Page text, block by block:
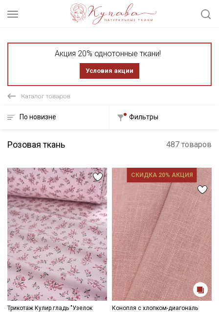
Акция 20% однотонные ткани!
Условия акции
Каталог товаров
По новизне Фильтры
Розовая ткань 487 товаров
Трикотаж Кулир.гладь "Узелок
СКИДКА 20% АКЦИЯ
Конопля с хлопком-диагональ